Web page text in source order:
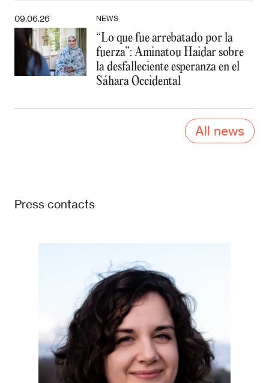
09.06.26 NEWS
“Lo que fue arrebatado por la
fuerza”: Aminatou Haidar sobre
la desfalleciente esperanza en el
Sáhara Occidental
All news
Press contacts